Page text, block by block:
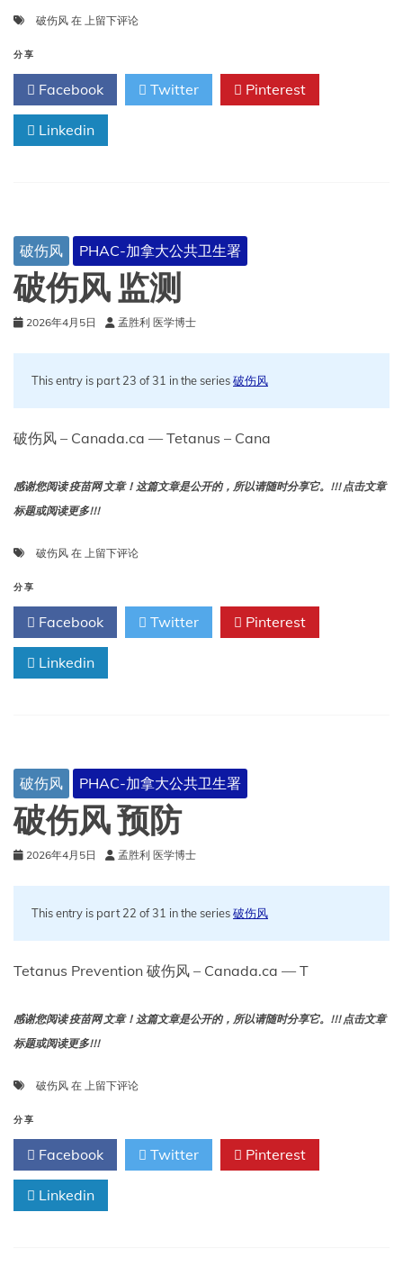
破伤风 在 破
医
疗
专
业
人
上留下评论
分享
Facebook Twitter Pinterest
Linkedin
破伤风 PHAC-加拿大公共卫生署
破伤风 监测
2026年4月5日 孟胜利 医学博士
This entry is part 23 of 31 in the series破伤风
破伤风 – Canada.ca — Tetanus – Cana
感谢您阅读 疫苗网 文章！这篇文章是公开的，所以请随时分享它。!!! 点击文章
标题或阅读更多!!!
破伤风 在 破
监
测
上留下评论
分享
Facebook Twitter Pinterest
Linkedin
破伤风 PHAC-加拿大公共卫生署
破伤风 预防
2026年4月5日 孟胜利 医学博士
This entry is part 22 of 31 in the series破伤风
Tetanus Prevention 破伤风 – Canada.ca — T
感谢您阅读 疫苗网 文章！这篇文章是公开的，所以请随时分享它。!!! 点击文章
标题或阅读更多!!!
破伤风 在 破
预
防
上留下评论
分享
Facebook Twitter Pinterest
Linkedin